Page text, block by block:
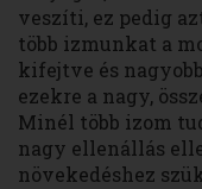
veszíti, ez pedig
több izmunkat a
kifejtve és
ezekre a nagy,
Minél több izom
nagy ellenállás
növekedéshez